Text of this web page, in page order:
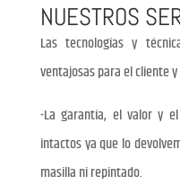
NUESTROS
Las tecnologías y
ventajosas para el cliente
-La garantía, el valor y
intactos ya que lo
masilla ni repintado.